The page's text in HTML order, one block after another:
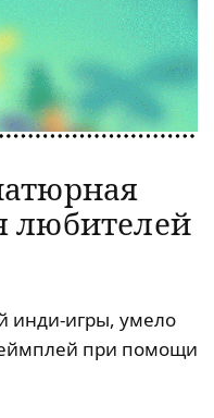
любителей
инди-игры, умело
при помощи